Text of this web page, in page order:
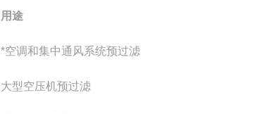
用途
*空调和集中通风系统预过滤
大型空压机预过滤